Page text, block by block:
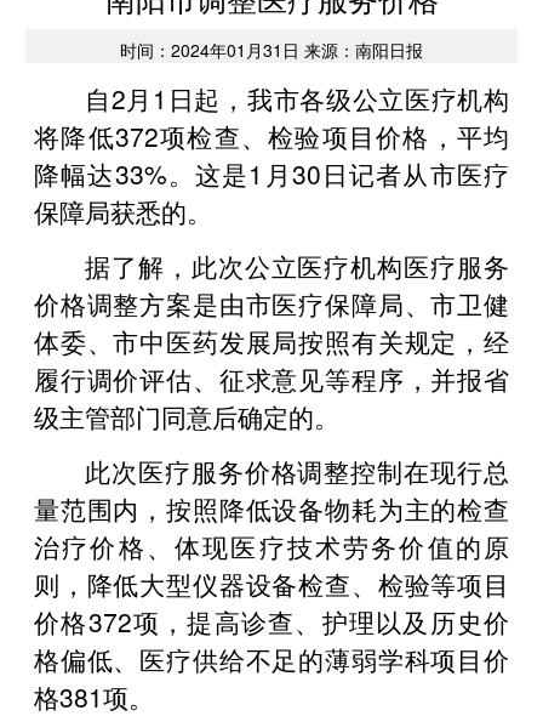
时间：2024年01月31日 来源：南阳日报
自2月1日起，我市各级公立医疗机构
将降低372项检查、检验项目价格，平均
降幅达33%。这是1月30日记者从市医疗
保障局获悉的。
据了解，此次公立医疗机构医疗服务
价格调整方案是由市医疗保障局、市卫健
体委、市中医药发展局按照有关规定，经
履行调价评估、征求意见等程序，并报省
级主管部门同意后确定的。
此次医疗服务价格调整控制在现行总
量范围内，按照降低设备物耗为主的检查
治疗价格、体现医疗技术劳务价值的原
则，降低大型仪器设备检查、检验等项目
价格372项，提高诊查、护理以及历史价
格偏低、医疗供给不足的薄弱学科项目价
格381项。